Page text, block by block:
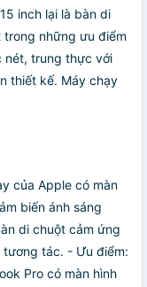
inch lại là bàn di
những ưu điểm
nét, trung thực với
thiết kế. Máy chạy
của Apple có màn
biến ánh sáng
di chuột cảm ứng
tác. - Ưu điểm:
Pro có màn hình